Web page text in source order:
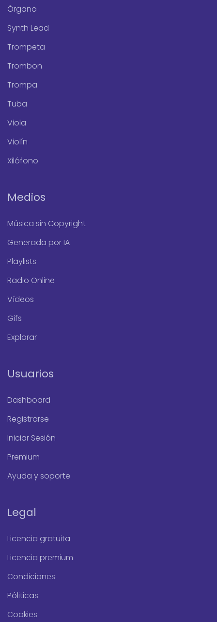
Órgano
Synth Lead
Trompeta
Trombon
Trompa
Tuba
Viola
Violín
Xilófono
Medios
Música sin Copyright
Generada por IA
Playlists
Radio Online
Vídeos
Gifs
Explorar
Usuarios
Dashboard
Registrarse
Iniciar Sesión
Premium
Ayuda y soporte
Legal
Licencia gratuita
Licencia premium
Condiciones
Póliticas
Cookies